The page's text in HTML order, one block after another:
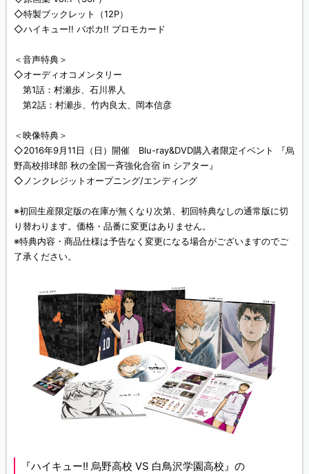
◇特製ブックレット（12P）
◇ハイキュー!! バボカ!! プロモカード
＜音声特典＞
◇オーディオコメンタリー
第1話：村瀬歩、石川界人
第2話：村瀬歩、竹内良太、岡本信彦
＜映像特典＞
◇2016年9月11日（日）開催 Blu-ray&DVD購入者限定イベント 『烏
野高校排球部 秋の全国一斉強化合宿 in シアター』
◇ノンクレジットオープニング/エンディング
※初回生産限定版の在庫が無くなり次第、初回特典なしの通常版に切
り替わります。価格・品番に変更はありません。
※特典内容・商品仕様は予告なく変更になる場合がございますのでご
了承ください。
『ハイキュー!! 烏野高校 VS 白鳥沢学園高校』の